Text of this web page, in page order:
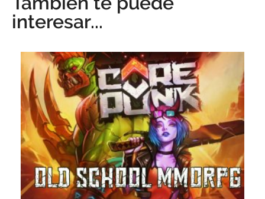
interesar...